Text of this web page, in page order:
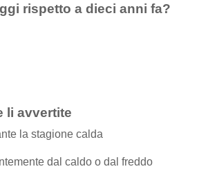
rispetto a dieci anni fa?
li avvertite
la stagione calda
dal caldo o dal freddo